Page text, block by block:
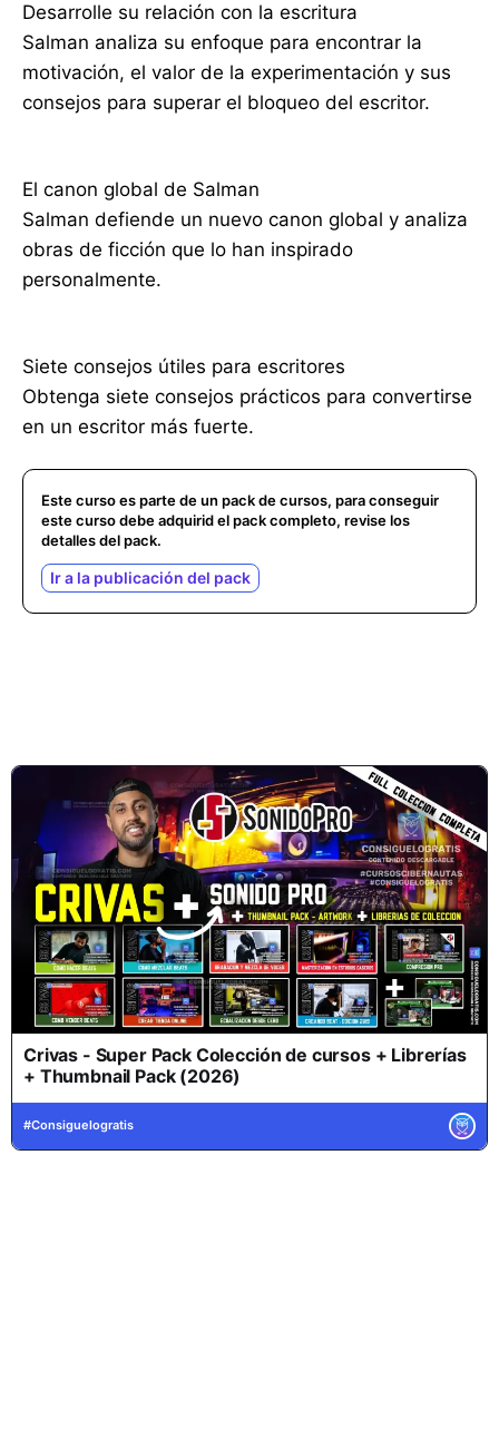
Desarrolle su relación con la escritura
Salman analiza su enfoque para encontrar la
motivación, el valor de la experimentación y sus
consejos para superar el bloqueo del escritor.
El canon global de Salman
Salman defiende un nuevo canon global y analiza
obras de ficción que lo han inspirado
personalmente.
Siete consejos útiles para escritores
Obtenga siete consejos prácticos para convertirse
en un escritor más fuerte.
Este curso es parte de un pack de cursos, para conseguir
este curso debe adquirid el pack completo, revise los
detalles del pack.
Ir a la publicación del pack
Crivas - Super Pack Colección de cursos + Librerías
+ Thumbnail Pack (2026)